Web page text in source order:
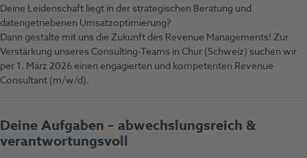
Deine Leidenschaft liegt in der strategischen Beratung und
datengetriebenen Umsatzoptimierung?
Dann gestalte mit uns die Zukunft des Revenue Managements! Zur
Verstärkung unseres Consulting-Teams in Chur (Schweiz) suchen wir
per 1. März 2026 einen engagierten und kompetenten Revenue
Consultant (m/w/d).
Deine Aufgaben – abwechslungsreich &
verantwortungsvoll